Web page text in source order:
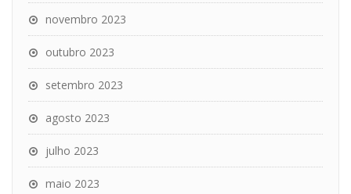
novembro 2023
outubro 2023
setembro 2023
agosto 2023
julho 2023
maio 2023